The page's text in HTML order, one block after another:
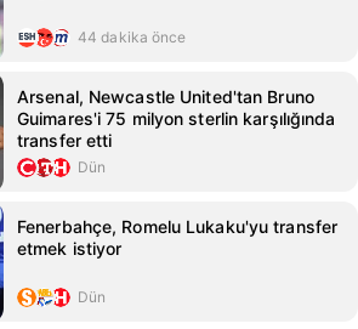
44 dakika önce
Arsenal, Newcastle United'tan Bruno
Guimares'i 75 milyon sterlin karşılığında
transfer etti
Dün
Fenerbahçe, Romelu Lukaku'yu transfer
etmek istiyor
Dün